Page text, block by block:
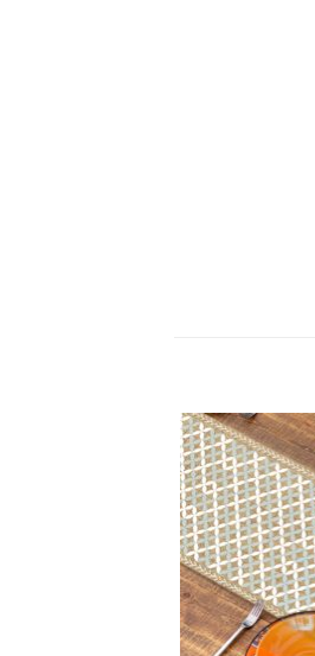
הוסף
לרשימת
המשאלות